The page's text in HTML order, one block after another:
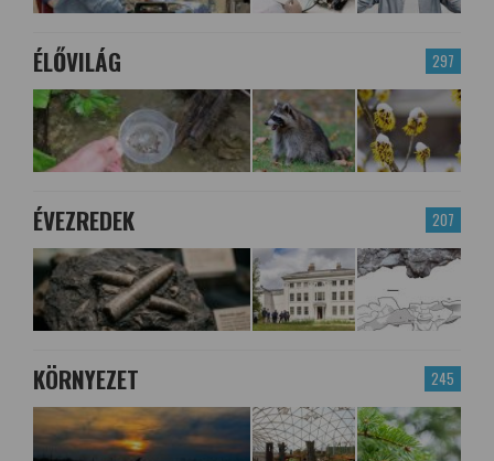
297
ÉLŐVILÁG
207
ÉVEZREDEK
245
KÖRNYEZET